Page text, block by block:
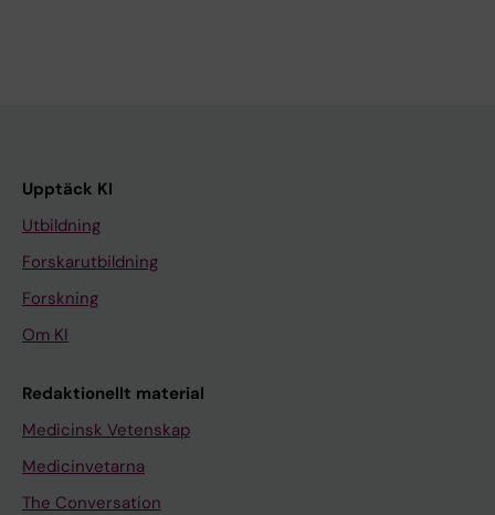
Upptäck KI
Utbildning
Forskarutbildning
Forskning
Om KI
Redaktionellt material
Medicinsk Vetenskap
Medicinvetarna
The Conversation